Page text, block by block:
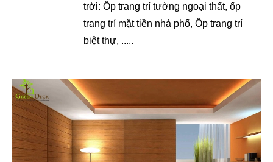
trời: Ốp trang trí tường ngoại thất, ốp
trang trí mặt tiền nhà phố, Ốp trang trí
biệt thự, .....